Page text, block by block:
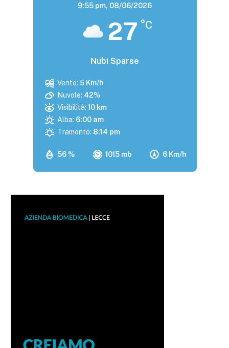
9:55 pm, 08/06/2026
27 °C
Nubi Sparse
56 % 1015 mb 6 Km/h
Vento: 5 Km/h
Nuvole: 42%
Visibilità: 10 km
Alba: 6:00 am
Tramonto: 8:14 pm